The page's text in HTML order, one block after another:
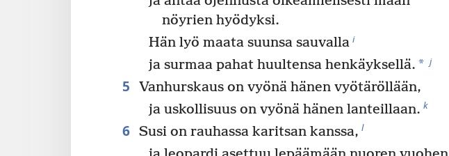
nöyrien hyödyksi.
Hän lyö maata suunsa sauvalla i
ja surmaa pahat huultensa henkäyksellä. * j
5
Vanhurskaus on vyönä hänen vyötäröllään,
ja uskollisuus on vyönä hänen lanteillaan. k
6 Susi on rauhassa karitsan kanssa, l